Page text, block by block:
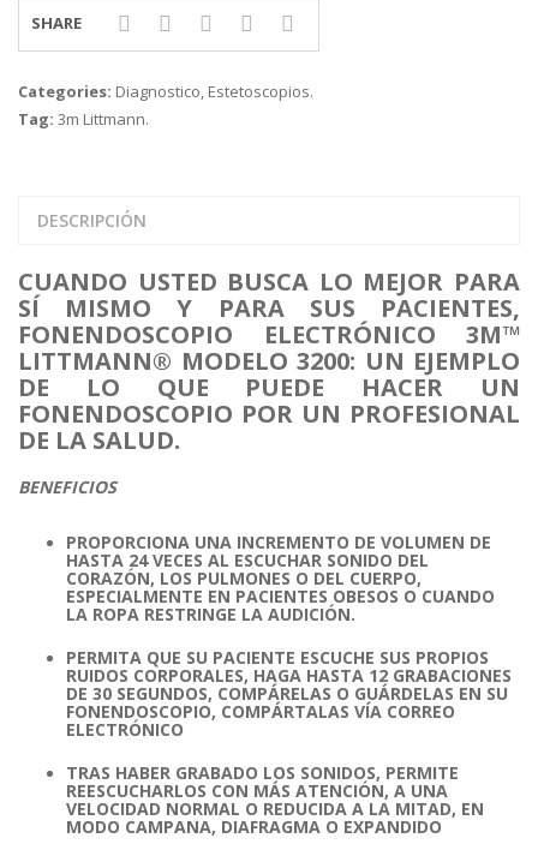
SHARE
Categories: Diagnostico Estetoscopios.
Tag: 3m Littmann.
DESCRIPCIÓN
CUANDO USTED BUSCA LO MEJOR PARA
SÍ MISMO Y PARA SUS PACIENTES,
FONENDOSCOPIO ELECTRÓNICO 3M™
LITTMANN® MODELO 3200: UN EJEMPLO
DE LO QUE PUEDE HACER UN
FONENDOSCOPIO POR UN PROFESIONAL
DE LA SALUD.
BENEFICIOS
PROPORCIONA UNA INCREMENTO DE VOLUMEN DE
HASTA 24 VECES AL ESCUCHAR SONIDO DEL
CORAZÓN, LOS PULMONES O DEL CUERPO,
ESPECIALMENTE EN PACIENTES OBESOS O CUANDO
LA ROPA RESTRINGE LA AUDICIÓN.
PERMITA QUE SU PACIENTE ESCUCHE SUS PROPIOS
RUIDOS CORPORALES, HAGA HASTA 12 GRABACIONES
DE 30 SEGUNDOS, COMPÁRELAS O GUÁRDELAS EN SU
FONENDOSCOPIO, COMPÁRTALAS VÍA CORREO
ELECTRÓNICO
TRAS HABER GRABADO LOS SONIDOS, PERMITE
REESCUCHARLOS CON MÁS ATENCIÓN, A UNA
VELOCIDAD NORMAL O REDUCIDA A LA MITAD, EN
MODO CAMPANA, DIAFRAGMA O EXPANDIDO